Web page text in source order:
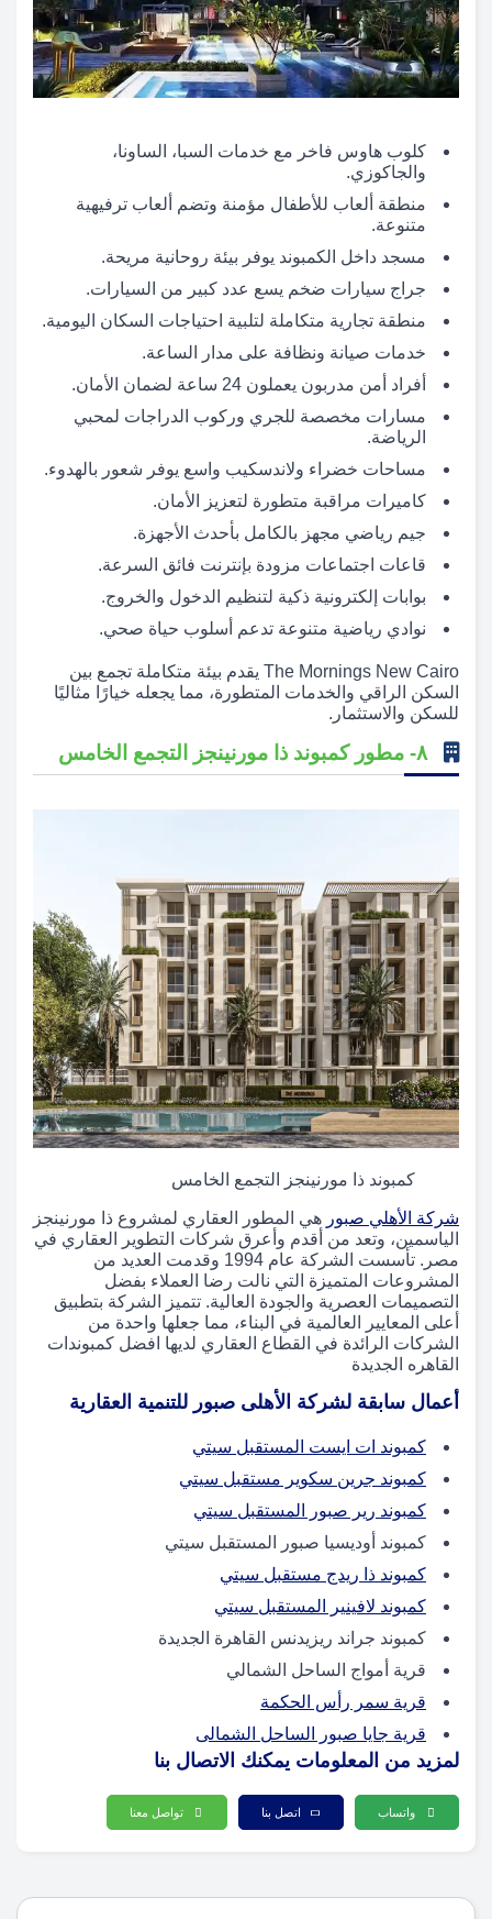
كلوب هاوس فاخر مع خدمات السبا، الساونا،
والجاكوزي.
منطقة ألعاب للأطفال مؤمنة وتضم ألعاب ترفيهية
متنوعة.
مسجد داخل الكمبوند يوفر بيئة روحانية مريحة.
جراج سيارات ضخم يسع عدد كبير من السيارات.
منطقة تجارية متكاملة لتلبية احتياجات السكان اليومية.
خدمات صيانة ونظافة على مدار الساعة.
أفراد أمن مدربون يعملون 24 ساعة لضمان الأمان.
مسارات مخصصة للجري وركوب الدراجات لمحبي
الرياضة.
مساحات خضراء ولاندسكيب واسع يوفر شعور بالهدوء.
كاميرات مراقبة متطورة لتعزيز الأمان.
جيم رياضي مجهز بالكامل بأحدث الأجهزة.
قاعات اجتماعات مزودة بإنترنت فائق السرعة.
بوابات إلكترونية ذكية لتنظيم الدخول والخروج.
نوادي رياضية متنوعة تدعم أسلوب حياة صحي.
The Mornings New Cairo يقدم بيئة متكاملة تجمع بين
السكن الراقي والخدمات المتطورة، مما يجعله خيارًا مثاليًا
للسكن والاستثمار.
كمبوند ذا مورنينجز التجمع الخامس
شركة الأهلي صبور هي المطور العقاري لمشروع ذا مورنينجز
الياسمين، وتعد من أقدم وأعرق شركات التطوير العقاري في
مصر. تأسست الشركة عام 1994 وقدمت العديد من
المشروعات المتميزة التي نالت رضا العملاء بفضل
التصميمات العصرية والجودة العالية. تتميز الشركة بتطبيق
أعلى المعايير العالمية في البناء، مما جعلها واحدة من
الشركات الرائدة في القطاع العقاري لديها افضل كمبوندات
القاهره الجديدة
أعمال سابقة لشركة الأهلى صبور للتنمية العقارية
كمبوند ات ايست المستقبل سيتي
كمبوند جرين سكوير مستقبل سيتي
كمبوند رير صبور المستقبل سيتي
كمبوند أوديسيا صبور المستقبل سيتي
كمبوند ذا ريدج مستقبل سيتي
كمبوند لافينير المستقبل سيتي
كمبوند جراند ريزيدنس القاهرة الجديدة
قرية أمواج الساحل الشمالي
قرية سمر رأس الحكمة
قرية جايا صبور الساحل الشمالى
لمزيد من المعلومات يمكنك الاتصال بنا
واتساب اتصل بنا تواصل معنا